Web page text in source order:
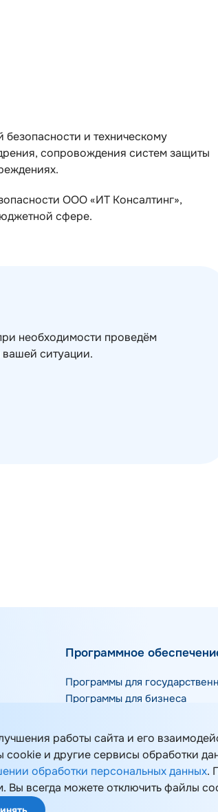
и техническому
сопровождения систем защиты
ООО «ИТ Консалтинг»,
сфере.
необходимости проведём
ситуации.
работы сайта и его
cookie и другие сервисы обработки
обработки персональных данных.
Вы всегда можете отключить файлы
Программное
Программы для
Программы для бизнеса
Инфраструктурное ПО
Средства защиты